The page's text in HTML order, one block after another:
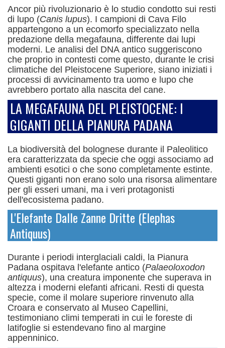
Ancor più rivoluzionario è lo studio condotto sui resti
di lupo (Canis lupus). I campioni di Cava Filo
appartengono a un ecomorfo specializzato nella
predazione della megafauna, differente dai lupi
moderni. Le analisi del DNA antico suggeriscono
che proprio in contesti come questo, durante le crisi
climatiche del Pleistocene Superiore, siano iniziati i
processi di avvicinamento tra uomo e lupo che
avrebbero portato alla nascita del cane.
LA MEGAFAUNA DEL PLEISTOCENE: I
GIGANTI DELLA PIANURA PADANA
La biodiversità del bolognese durante il Paleolitico
era caratterizzata da specie che oggi associamo ad
ambienti esotici o che sono completamente estinte.
Questi giganti non erano solo una risorsa alimentare
per gli esseri umani, ma i veri protagonisti
dell'ecosistema padano.
L'Elefante Dalle Zanne Dritte (Elephas
Antiquus)
Durante i periodi interglaciali caldi, la Pianura
Padana ospitava l'elefante antico (Palaeoloxodon
antiquus), una creatura imponente che superava in
altezza i moderni elefanti africani. Resti di questa
specie, come il molare superiore rinvenuto alla
Croara e conservato al Museo Capellini,
testimoniano climi temperati in cui le foreste di
latifoglie si estendevano fino al margine
appenninico.